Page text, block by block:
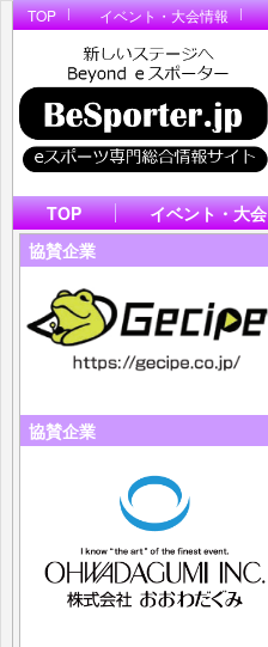
TOP イベント・大会情報
TOP イベント・大会
協賛企業
協賛企業